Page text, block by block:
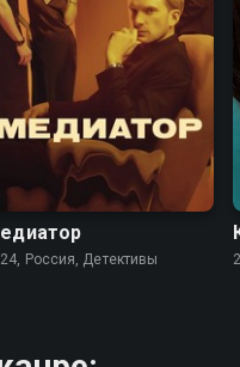
6.8
Россия, Детективы